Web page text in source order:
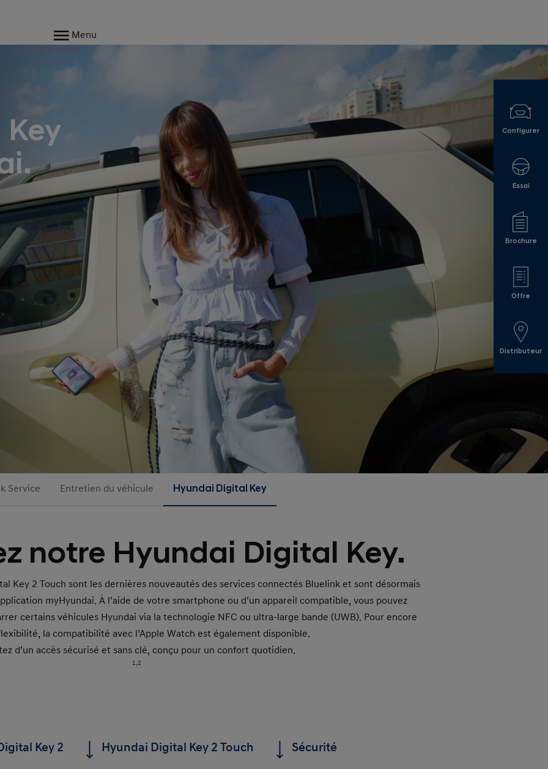
Electrification
Menu
Service Entretien du véhicule Hyundai Digital Key
notre Hyundai Digital Key.
Key 2 Touch sont les dernières nouveautés des services connectés Bluelink et sont désormais
myHyundai. À l’aide de votre smartphone ou d’un appareil compatible, vous pouvez
certains véhicules Hyundai via la technologie NFC ou ultra-large bande (UWB). Pour encore
la compatibilité avec l’Apple Watch est également disponible.
d’un accès sécurisé et sans clé, conçu pour un confort quotidien.
1,2
Configurer
Essai
Brochure
Offre
Distributeur
Key 2 Hyundai Digital Key 2 Touch
Sécurité